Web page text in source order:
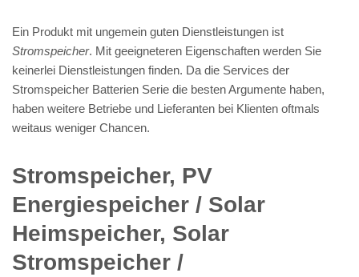
Ein Produkt mit ungemein guten Dienstleistungen ist
Stromspeicher. Mit geeigneteren Eigenschaften werden Sie
keinerlei Dienstleistungen finden. Da die Services der
Stromspeicher Batterien Serie die besten Argumente haben,
haben weitere Betriebe und Lieferanten bei Klienten oftmals
weitaus weniger Chancen.
Stromspeicher, PV
Energiespeicher / Solar
Heimspeicher, Solar
Stromspeicher /